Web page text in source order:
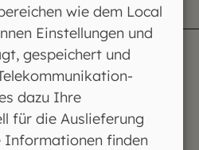
wie dem Local
Einstellungen und
gespeichert und
dazu Ihre
für die Auslieferung
Informationen finden